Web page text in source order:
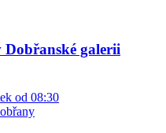
galerii
od 08:30